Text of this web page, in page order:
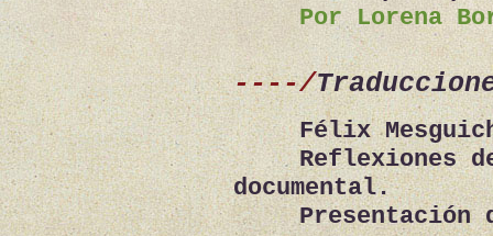
Por Lorena
----/
Félix
Reflexiones
documental.
Presentación